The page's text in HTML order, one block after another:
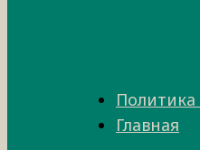
Главная